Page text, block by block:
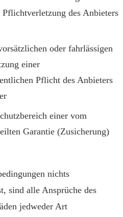
Pflichtverletzung des Anbieters
oder fahrlässigen
einer
Pflicht des Anbieters
einer vom
Garantie (Zusicherung)
nichts
sind alle Ansprüche des
jedweder Art